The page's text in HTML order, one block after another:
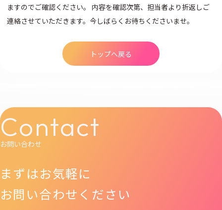
ますのでご確認ください。 内容を確認次第、担当者より折返しご
連絡させていただきます。今しばらくお待ちくださいませ。
トップへ戻る
Contact
お問い合わせ
まずはお気軽に
お問い合わせください